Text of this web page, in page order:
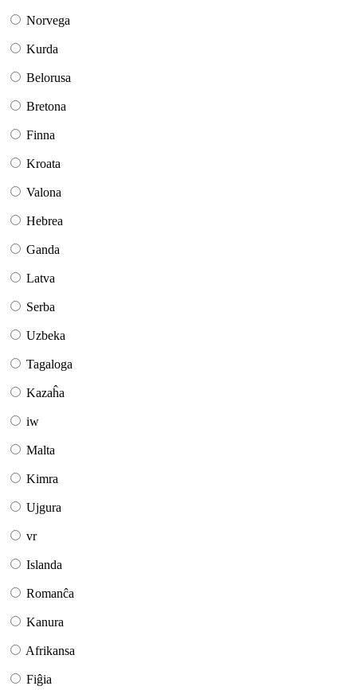
Norvega
Kurda
Belorusa
Bretona
Finna
Kroata
Valona
Hebrea
Ganda
Latva
Serba
Uzbeka
Tagaloga
Kazaĥa
iw
Malta
Kimra
Ujgura
vr
Islanda
Romanĉa
Kanura
Afrikansa
Fiĝia